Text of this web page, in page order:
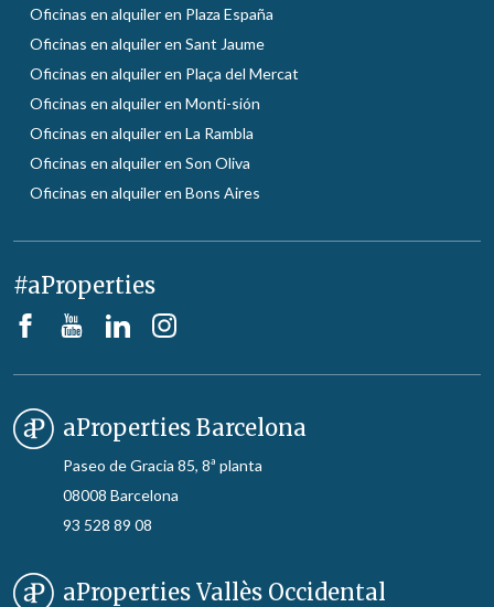
Oficinas en alquiler en Plaza España
Oficinas en alquiler en Sant Jaume
Oficinas en alquiler en Plaça del Mercat
Oficinas en alquiler en Monti-sión
Oficinas en alquiler en La Rambla
Oficinas en alquiler en Son Oliva
Oficinas en alquiler en Bons Aires
#aProperties
aProperties Barcelona
Paseo de Gracia 85, 8ª planta
08008 Barcelona
93 528 89 08
aProperties Vallès Occidental